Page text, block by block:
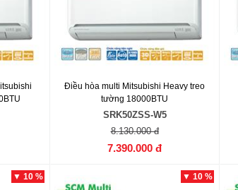
Điều hòa multi Mitsubishi Heavy treo
tường 18000BTU
SRK50ZSS-W5
8.130.000 đ
7.390.000 đ
▼ 10 % ▼ 10 %